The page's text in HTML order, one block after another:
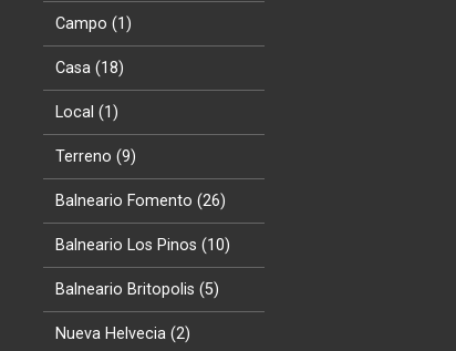
Campo (1)
Casa (18)
Local (1)
Terreno (9)
Balneario Fomento (26)
Balneario Los Pinos (10)
Balneario Britopolis (5)
Nueva Helvecia (2)